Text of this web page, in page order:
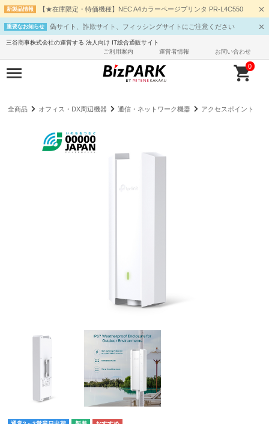
新製品情報 【★在庫限定・特価機種】NEC A4カラーページプリンタ PR-L4C550
重要なお知らせ 偽サイト、詐欺サイト、フィッシングサイトにご注意ください
三谷商事株式会社の運営する 法人向け IT総合通販サイト
ご利用案内
運営者情報 お問い合わせ
0
全商品 オフィス・DX周辺機器 通信・ネットワーク機器 アクセスポイント